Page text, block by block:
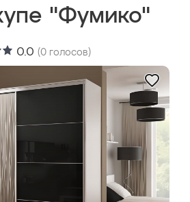
"Фумико"
0.0 (0 голосов)